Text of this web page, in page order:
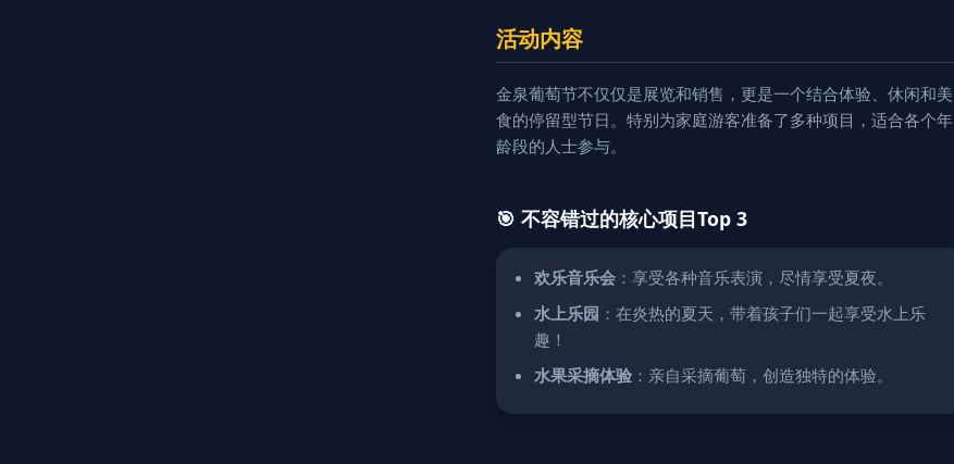
活动内容
金泉葡萄节不仅仅是展览和销售，更是一个结合体验、休闲和美
食的停留型节日。特别为家庭游客准备了多种项目，适合各个年
龄段的人士参与。
🎯 不容错过的核心项目Top 3
欢乐音乐会 ：享受各种音乐表演，尽情享受夏夜。
水上乐园 ：在炎热的夏天，带着孩子们一起享受水上乐
趣！
水果采摘体验 ：亲自采摘葡萄，创造独特的体验。